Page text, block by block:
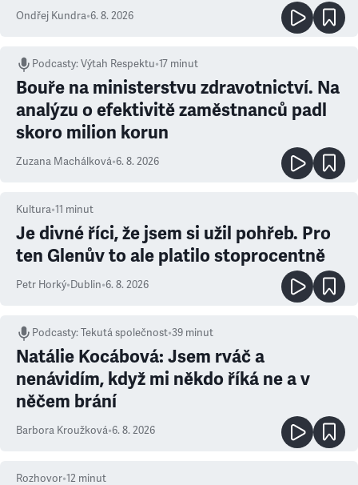
Ondřej Kundra•6. 8. 2026
Podcasty:Výtah Respektu•17 minut
Bouře na ministerstvu zdravotnictví. Na
analýzu o efektivitě zaměstnanců padl
skoro milion korun
Zuzana Machálková•6. 8. 2026
Kultura•11 minut
Je divné říci, že jsem si užil pohřeb. Pro
ten Glenův to ale platilo stoprocentně
Petr Horký•Dublin•6. 8. 2026
Podcasty:Tekutá společnost•39 minut
Natálie Kocábová: Jsem rváč a
nenávidím, když mi někdo říká ne a v
něčem brání
Barbora Kroužková•6. 8. 2026
Rozhovor•12 minut